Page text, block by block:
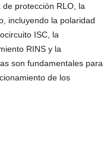
protección RLO, la
incluyendo la polaridad
ISC, la
RINS y la
son fundamentales para
de los